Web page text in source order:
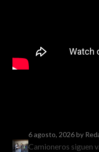
6 agosto, 2026by
Camioneros siguen